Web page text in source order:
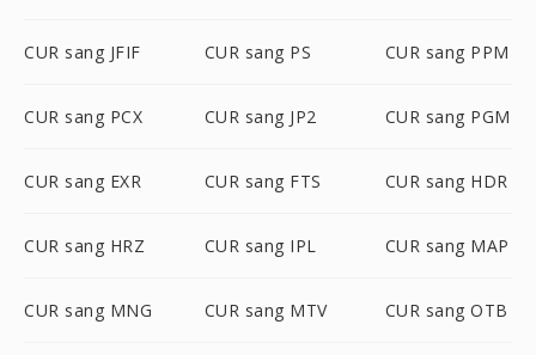
CUR sang JFIF CUR sang PS CUR sang PPM
CUR sang PCX CUR sang JP2 CUR sang PGM
CUR sang EXR CUR sang FTS CUR sang HDR
CUR sang HRZ CUR sang IPL CUR sang MAP
CUR sang MNG CUR sang MTV CUR sang OTB